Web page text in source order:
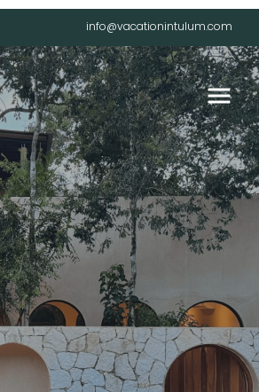
info@vacationintulum.com